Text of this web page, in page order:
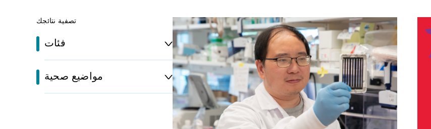
تصفية نتائجك
فئات
مواضيع صحية